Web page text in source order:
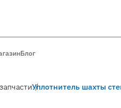
Блог
Уплотнитель шахты